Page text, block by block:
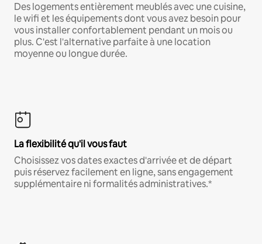
Des logements entièrement meublés avec une cuisine,
le wifi et les équipements dont vous avez besoin pour
vous installer confortablement pendant un mois ou
plus. C'est l'alternative parfaite à une location
moyenne ou longue durée.
La flexibilité qu'il vous faut
Choisissez vos dates exactes d'arrivée et de départ
puis réservez facilement en ligne, sans engagement
supplémentaire ni formalités administratives.*